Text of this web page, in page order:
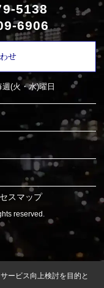
5138
6906
せ
(火・水)曜日
スマップ
reserved.
ービス向上検討を目的と